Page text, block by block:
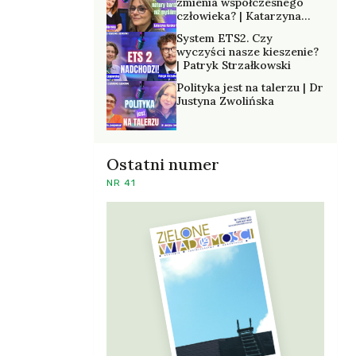
człowieka? | Katarzyna
System ETS2. Czy
wyczyści nasze kieszenie?
| Patryk Strzałkowski
Polityka jest na talerzu | Dr
Justyna Zwolińska
Ostatni numer
NR 41